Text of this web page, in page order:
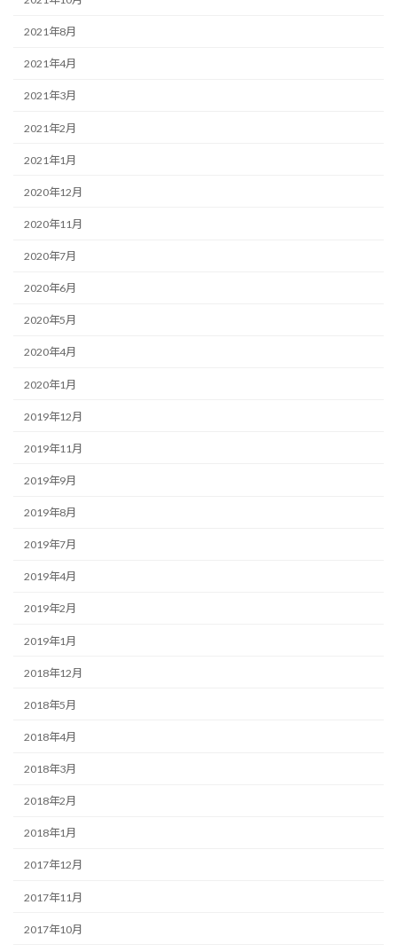
2021年8月
2021年4月
2021年3月
2021年2月
2021年1月
2020年12月
2020年11月
2020年7月
2020年6月
2020年5月
2020年4月
2020年1月
2019年12月
2019年11月
2019年9月
2019年8月
2019年7月
2019年4月
2019年2月
2019年1月
2018年12月
2018年5月
2018年4月
2018年3月
2018年2月
2018年1月
2017年12月
2017年11月
2017年10月